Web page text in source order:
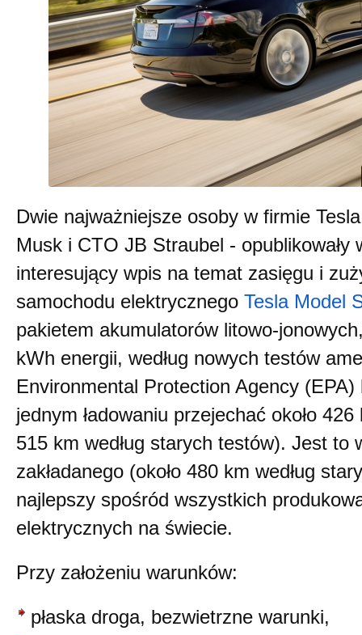
Dwie najważniejsze osoby w firmie
Musk i CTO JB Straubel - opublikowały
interesujący wpis na temat zasięgu i
samochodu elektrycznego Tesla Model
pakietem akumulatorów litowo-
kWh energii, według nowych testów
Environmental Protection Agency (EPA)
jednym ładowaniu przejechać około
515 km według starych testów). Jest to
zakładanego (około 480 km według
najlepszy spośród wszystkich
elektrycznych na świecie.
Przy założeniu warunków:
płaska droga, bezwietrzne warunki,